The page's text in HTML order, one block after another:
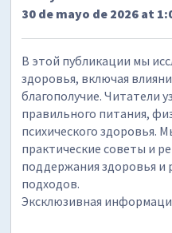
30 de mayo de 2026 at
В этой публикации мы
здоровья, включая
благополучие. Читатели
правильного питания,
психического здоровья.
практические советы и
поддержания здоровья и
подходов.
Эксклюзивная